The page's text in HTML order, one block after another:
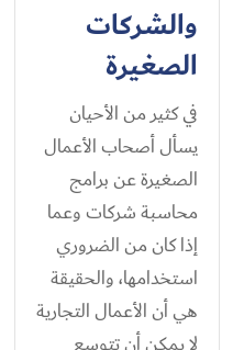
والشركات
الصغيرة
في كثير من الأحيان
يسأل أصحاب الأعمال
الصغيرة عن برامج
محاسبة شركات وعما
إذا كان من الضروري
استخدامها، والحقيقة
هي أن الأعمال التجارية